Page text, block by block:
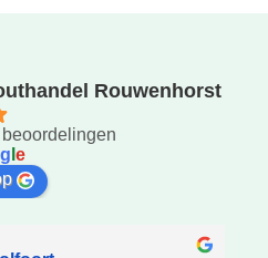
Rouwenhorst
g e